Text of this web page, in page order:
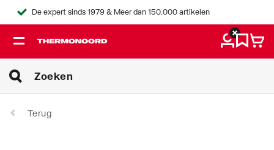
De expert sinds 1979 & Meer dan 150.000 artikelen
Terug